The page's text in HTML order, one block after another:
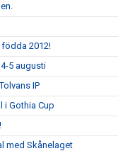
2012!
5 augusti
IP
i Gothia Cup
med Skånelaget